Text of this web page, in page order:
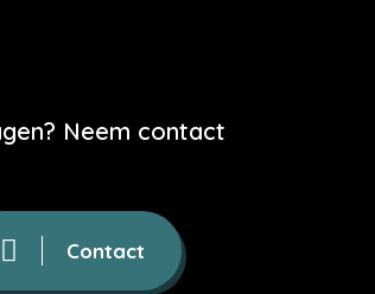
Neem contact
Contact